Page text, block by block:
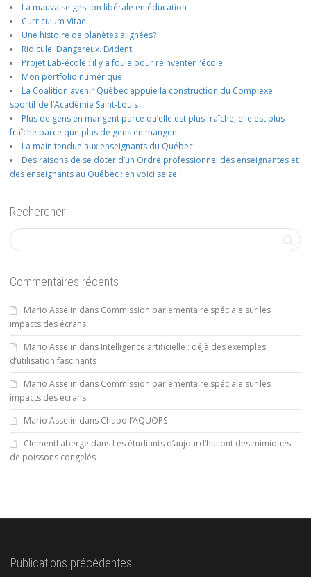
La mauvaise gestion libérale en éducation
Curriculum Vitae
Une histoire de planètes alignées?
Ridicule. Dangereux. Évident.
Projet Lab-école : il y a foule pour réinventer l’école
Mon portfolio numérique
La Coalition avenir Québec appuie la construction du Complexe
sportif de l’Académie Saint-Louis
Plus de gens en mangent parce qu’elle est plus fraîche; elle est plus
fraîche parce que plus de gens en mangent
La main tendue aux enseignants du Québec
Des raisons de se doter d’un Ordre professionnel des enseignantes et
des enseignants au Québec : en voici seize !
Rechercher
Commentaires récents
Mario Asselin dans Commission parlementaire spéciale sur les
impacts des écrans
Mario Asselin dans Intelligence artificielle : déjà des exemples
d’utilisation fascinants
Mario Asselin dans Commission parlementaire spéciale sur les
impacts des écrans
Mario Asselin dans Chapo l’AQUOPS
ClementLaberge dans Les étudiants d’aujourd’hui ont des mimiques
de poissons congelés
Publications précédentes